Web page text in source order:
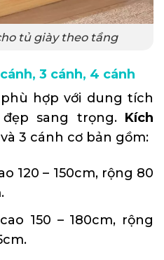
tủ giày theo tầng
3 cánh, 4 cánh
hợp với dung tích
sang trọng. Kích
3 cánh cơ bản gồm:
120 – 150cm, rộng 80
150 – 180cm, rộng